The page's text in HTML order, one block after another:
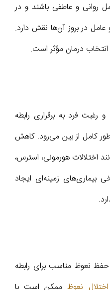
روانی و عاطفی باشند و در
عامل در بروز آن‌ها نقش دارد.
درمان مؤثر است.
و رغبت فرد به برقراری رابطه
کامل از بین می‌رود. کاهش
اختلالات هورمونی، استرس،
بیماری‌های زمینه‌ای ایجاد
حفظ نعوظ مناسب برای رابطه
اختلال نعوظممکن است با